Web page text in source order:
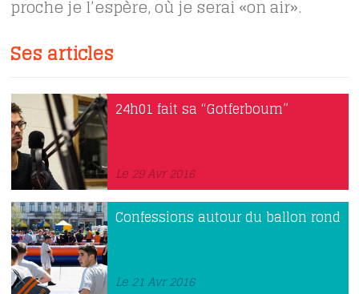
proche je l’espère, où je serai «on air».
Ses articles
24h01 fait sa “Gotferboum”
Le 29 Avr 2016
Confessions autour du ballon rond
Le 21 Avr 2016